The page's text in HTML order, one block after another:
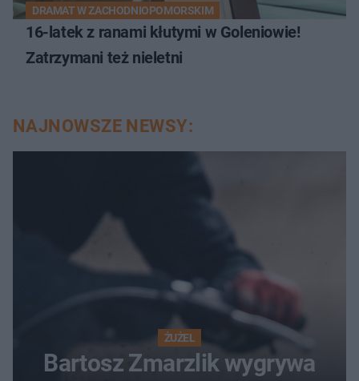
DRAMAT W ZACHODNIOPOMORSKIM
16-latek z ranami kłutymi w Goleniowie!
Zatrzymani też nieletni
NAJNOWSZE NEWSY:
ŻUŻEL
Bartosz Zmarzlik wygrywa